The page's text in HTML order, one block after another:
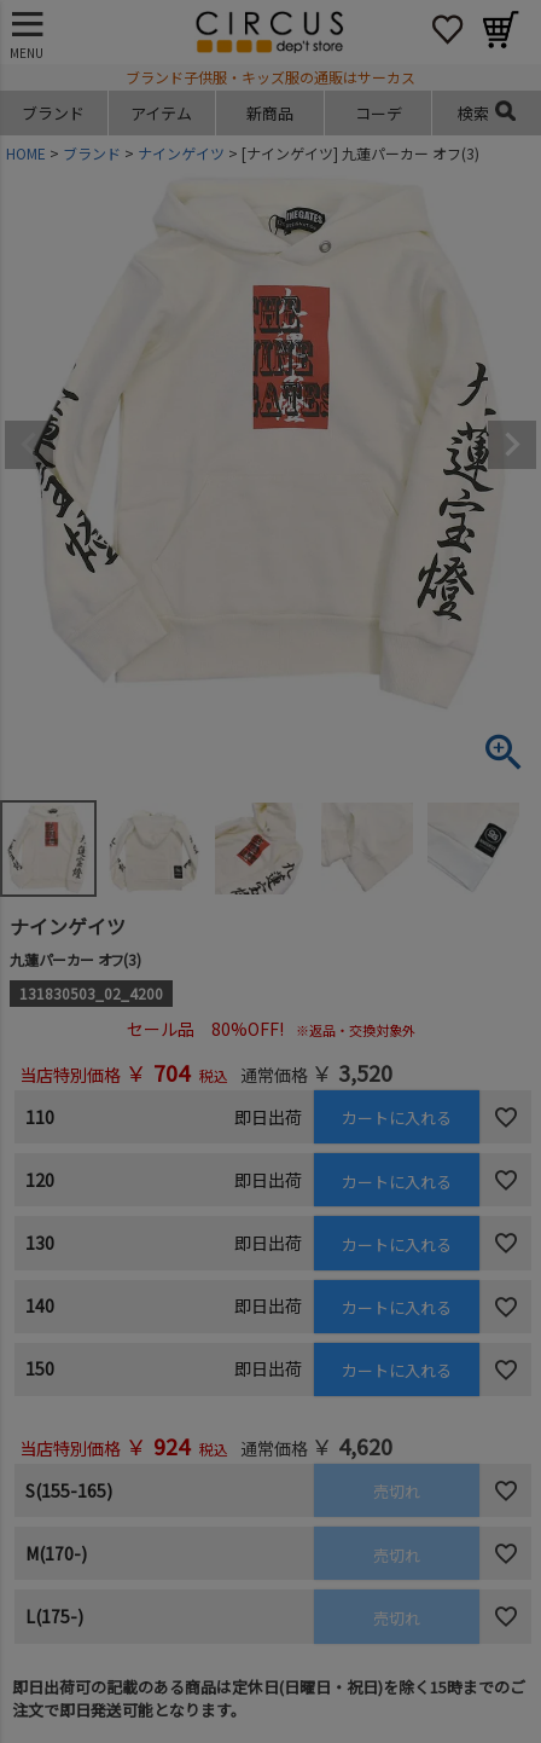
MENU
ブランド子供服・キッズ服の通販はサーカス
ブランド アイテム 新商品 コーデ 検索
HOME ブランド ナインゲイツ [ナインゲイツ] 九蓮パーカー オフ(3)
ナインゲイツ
九蓮パーカー オフ(3)
131830503_02_4200
セール品 80%OFF! ※返品・交換対象外
当店特別価格 ￥ 704 税込 通常価格 ￥ 3,520
110 即日出荷 カートに入れる
120 即日出荷 カートに入れる
130 即日出荷 カートに入れる
140 即日出荷 カートに入れる
150 即日出荷 カートに入れる
当店特別価格 ￥ 924 税込 通常価格 ￥ 4,620
S(155-165) 売切れ
M(170-) 売切れ
L(175-) 売切れ
即日出荷可の記載のある商品は定休日(日曜日・祝日)を除く15時までのご
注文で即日発送可能となります。